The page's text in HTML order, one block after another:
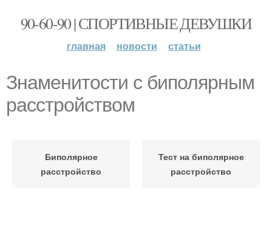
90-60-90 | СПОРТИВНЫЕ ДЕВУШКИ
главная новости статьи
Знаменитости с биполярным
расстройством
Биполярное
расстройство
Тест на биполярное
расстройство